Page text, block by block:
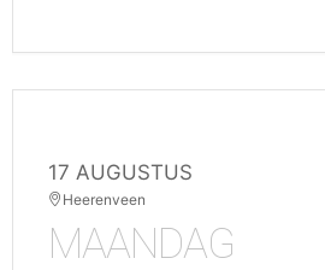
17 AUGUSTUS
Heerenveen
MAANDAG